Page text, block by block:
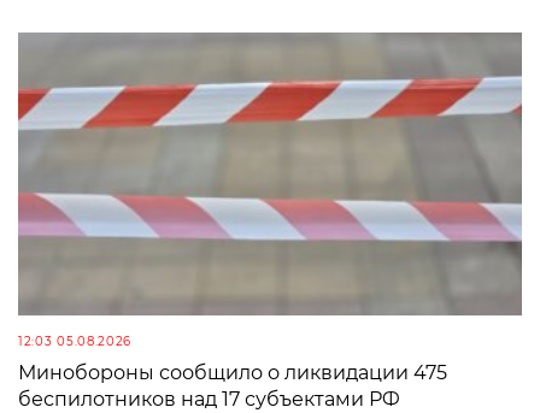
12:03 05.08.2026
Минобороны сообщило о ликвидации 475
беспилотников над 17 субъектами РФ